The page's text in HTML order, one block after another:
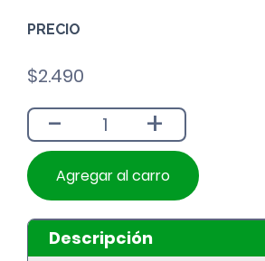
PRECIO
$2.490
- +
Agregar al carro
Descripción